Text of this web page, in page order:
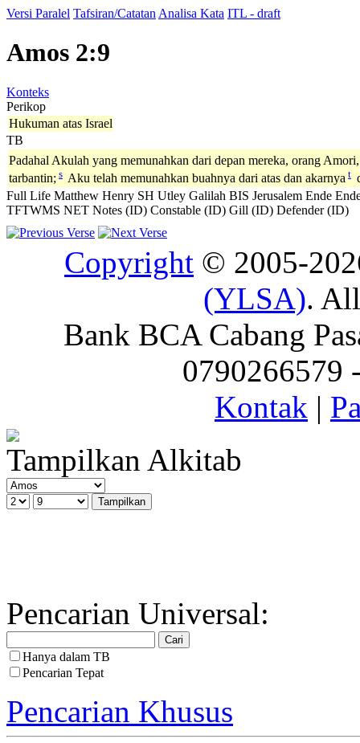
Versi Paralel Tafsiran/Catatan Analisa Kata ITL - draft
Amos 2:9
Konteks
Perikop
Hukuman atas Israel
TB
Padahal Akulah yang memunahkan dari depan mereka, orang Amori,
tarbantin; s Aku telah memunahkan buahnya dari atas dan akarnya t
Full Life Matthew Henry SH Utley Galilah BIS Jerusalem Ende
TFTWMS NET Notes (ID) Constable (ID) Gill (ID) Defender (ID)
Copyright © 2005-
(YLSA).
Bank BCA Cabang
0790266579
Kontak |
Tampilkan Alkitab
Pencarian Universal:
Hanya dalam TB
Pencarian Tepat
Pencarian Khusus